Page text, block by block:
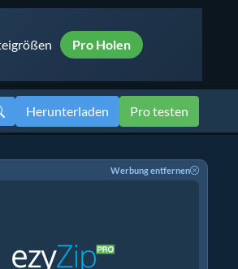
Pro Holen
Herunterladen Pro testen
Werbung entfernen